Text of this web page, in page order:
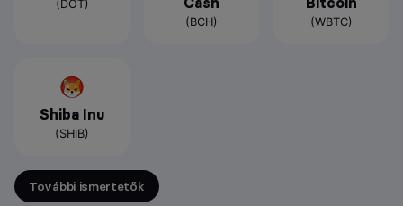
(DOT)
(BCH) (WBTC)
Shiba Inu
(SHIB)
További ismertetők